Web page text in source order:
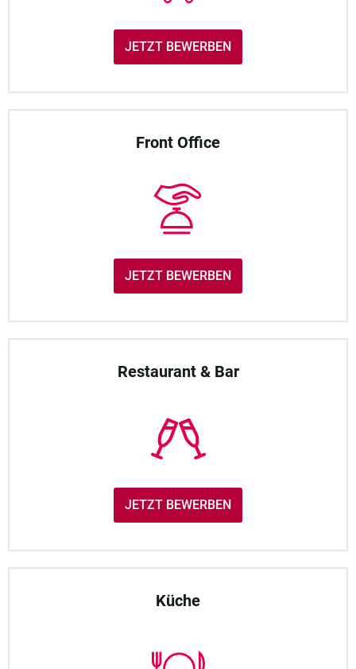
JETZT BEWERBEN
Front Office
JETZT BEWERBEN
Restaurant & Bar
JETZT BEWERBEN
Küche